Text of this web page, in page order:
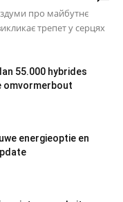
про майбутнє
трепет у серцях
55.000 hybrides
omvormerbout
energieoptie en